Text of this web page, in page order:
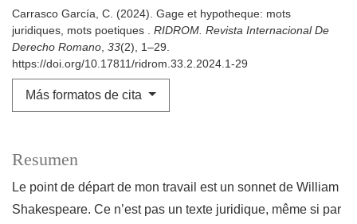
Carrasco García, C. (2024). Gage et hypotheque: mots
juridiques, mots poetiques . RIDROM. Revista Internacional De
Derecho Romano, 33(2), 1–29.
https://doi.org/10.17811/ridrom.33.2.2024.1-29
Más formatos de cita
Resumen
Le point de départ de mon travail est un sonnet de William
Shakespeare. Ce n’est pas un texte juridique, même si par